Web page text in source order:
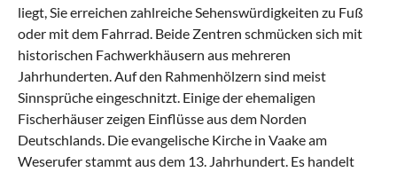
liegt, Sie erreichen zahlreiche Sehenswürdigkeiten zu Fuß
oder mit dem Fahrrad. Beide Zentren schmücken sich mit
historischen Fachwerkhäusern aus mehreren
Jahrhunderten. Auf den Rahmenhölzern sind meist
Sinnsprüche eingeschnitzt. Einige der ehemaligen
Fischerhäuser zeigen Einflüsse aus dem Norden
Deutschlands. Die evangelische Kirche in Vaake am
Weserufer stammt aus dem 13. Jahrhundert. Es handelt